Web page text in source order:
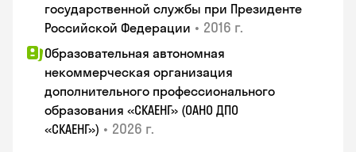
государственной службы при Президенте
Российской Федерации • 2016 г.
Образовательная автономная
некоммерческая организация
дополнительного профессионального
образования «СКАЕНГ» (ОАНО ДПО
«СКАЕНГ») • 2026 г.